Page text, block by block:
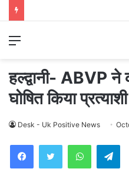
Menu
हल्द्वानी- ABVP
घोषित किया प्रत्याशी
Desk - Uk Positive News